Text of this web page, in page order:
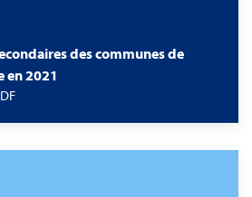
des communes de
en 2021